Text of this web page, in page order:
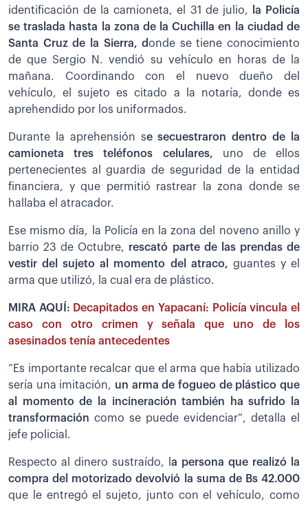
identificación de la camioneta, el 31 de julio, la Policía
se traslada hasta la zona de la Cuchilla en la ciudad de
Santa Cruz de la Sierra, donde se tiene conocimiento
de que Sergio N. vendió su vehículo en horas de la
mañana. Coordinando con el nuevo dueño del
vehículo, el sujeto es citado a la notaría, donde es
aprehendido por los uniformados.
Durante la aprehensión se secuestraron dentro de la
camioneta tres teléfonos celulares, uno de ellos
pertenecientes al guardia de seguridad de la entidad
financiera, y que permitió rastrear la zona donde se
hallaba el atracador.
Ese mismo día, la Policía en la zona del noveno anillo y
barrio 23 de Octubre, rescató parte de las prendas de
vestir del sujeto al momento del atraco, guantes y el
arma que utilizó, la cual era de plástico.
MIRA AQUÍ: Decapitados en Yapacaní: Policía vincula el
caso con otro crimen y señala que uno de los
asesinados tenía antecedentes
“Es importante recalcar que el arma que había utilizado
sería una imitación, un arma de fogueo de plástico que
al momento de la incineración también ha sufrido la
transformación como se puede evidenciar”, detalla el
jefe policial.
Respecto al dinero sustraído, l a persona que realizó la
compra del motorizado devolvió la suma de Bs 42.000
que le entregó el sujeto, junto con el vehículo, como